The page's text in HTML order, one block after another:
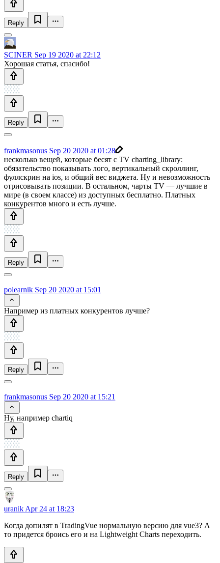
Reply
SCINER Sep 19 2020 at 22:12
Хорошая статья, спасибо!
Reply
frankmasonus Sep 20 2020 at 01:28
несколько вещей, которые бесят с TV charting_library:
обязательство показывать лого, вертикальный скроллинг,
фуллскрин на ios, и общий вес виджета. Ну и невозможность
отрисовывать позиции. В остальном, чарты TV — лучшие в
мире (в своем классе) из доступных бесплатно. Платных
конкурентов много и есть лучше.
Reply
polearnik Sep 20 2020 at 15:01
Например из платных конкурентов лучше?
Reply
frankmasonus Sep 20 2020 at 15:21
Ну, например chartiq
Reply
uranik Apr 24 at 18:23
Когда допилят в TradingVue нормальную версию для vue3? А
то придется броись его и на Lightweight Charts переходить.